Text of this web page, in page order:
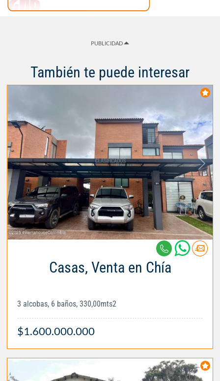
PUBLICIDAD
También te puede interesar
Casas, Venta en Chía
3 alcobas, 6 baños, 330,00mts2
$1.600.000.000